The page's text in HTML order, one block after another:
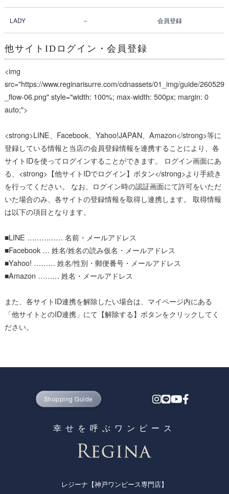
LADY － 会員登録
他サイトIDログイン・会員登録
<img
src="https://www.reginarisurre.com/cdnassets/01_img/guide/260529
_flow-06.png" style="width: 100%; max-width: 500px; margin: 0
auto;">
<strong>LINE、Facebook、Yahoo!JAPAN、Amazon</strong>等に
登録している情報と当店の会員登録情報を連携することにより、各
サイトIDを使ってログインすることができます。 ログイン画面にあ
る、<strong>【他サイトIDでログイン】ボタン</strong>より手続き
を行ってください。 なお、ログイン時の認証画面にて許可をいただ
いた場合のみ、各サイトの登録情報を取得し連携します。 取得情報
は以下の項目となります。
■LINE …………… 名前・メールアドレス
■Facebook … 姓名/姓名の読み仮名・メールアドレス
■Yahoo! ……… 姓名/性別・郵便番号・メールアドレス
■Amazon ……… 姓名・メールアドレス
また、各サイトID連携を解除したい場合は、マイページ内にある
「他サイトとのID連携」にて【解除する】ボタンをクリックしてく
ださい。
Shopping Guide
幸せを呼ぶワンピース
レジーナ【神戸ワンピース専門店】